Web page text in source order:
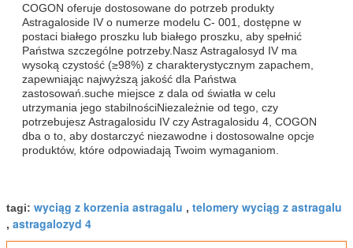
COGON oferuje dostosowane do potrzeb produkty
Astragaloside IV o numerze modelu C- 001, dostępne w
postaci białego proszku lub białego proszku, aby spełnić
Państwa szczególne potrzeby.Nasz Astragalosyd IV ma
wysoką czystość (≥98%) z charakterystycznym zapachem,
zapewniając najwyższą jakość dla Państwa
zastosowań.suche miejsce z dala od światła w celu
utrzymania jego stabilnościNiezależnie od tego, czy
potrzebujesz Astragalosidu IV czy Astragalosidu 4, COGON
dba o to, aby dostarczyć niezawodne i dostosowalne opcje
produktów, które odpowiadają Twoim wymaganiom.
tagi: wyciąg z korzenia astragalu , telomery wyciąg z astragalu
, astragalozyd 4